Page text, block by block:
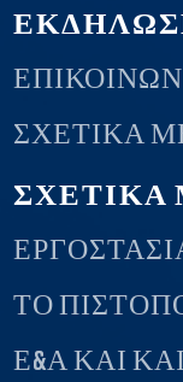
ΣΧΕΤΙΚΆ ΜΕ
ΣΧΕΤΙΚΑ
ΤΟ
Ε&Α ΚΑΙ